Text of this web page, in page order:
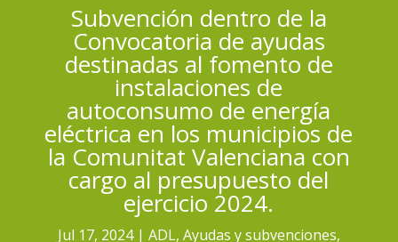
Subvención dentro de la
Convocatoria de ayudas
destinadas al fomento de
instalaciones de
autoconsumo de energía
eléctrica en los municipios de
la Comunitat Valenciana con
cargo al presupuesto del
ejercicio 2024.
Jul 17, 2024 ADL, Ayudas y subvenciones,